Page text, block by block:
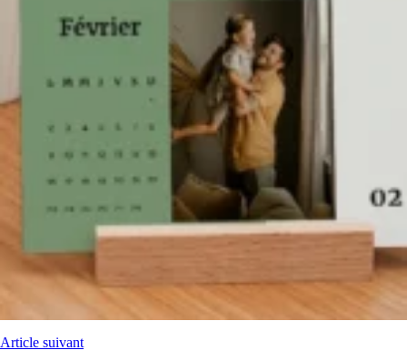
Article suivant